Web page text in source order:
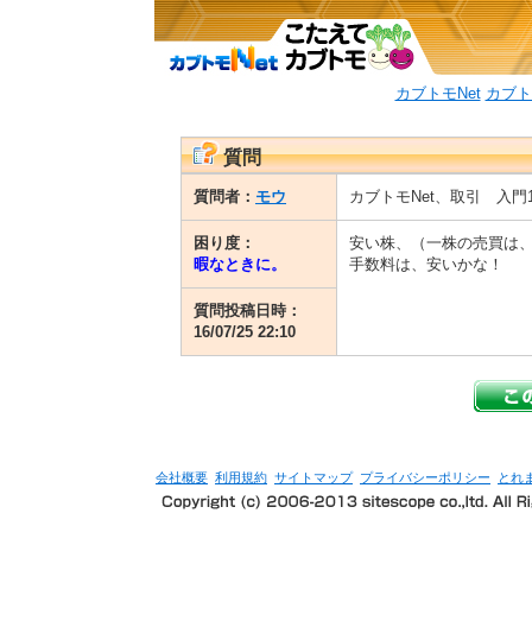
カブトモNet カブ
質問
質問者： モウ カブトモNet、取引 入門
困り度：
暇なときに。
安い株、（一株の売買は
手数料は、安いかな！
質問投稿日時：
16/07/25 22:10
会社概要 利用規約 サイトマップ プライバシーポリシー とれ